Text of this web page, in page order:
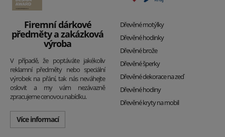
Firemní dárkové
předměty a zakázková
výroba
V případě, že poptáváte jakékoliv
reklamní předměty nebo speciální
výrobek na přání, tak nás neváhejte
oslovit a my vám nezávazně
zpracujeme cenovou nabídku.
Více informací
Dřevěné motýlky
Dřevěné hodinky
Dřevěné brože
Dřevěné šperky
Dřevěné dekorace na zeď
Dřevěné hodiny
Dřevěné kryty na mobil